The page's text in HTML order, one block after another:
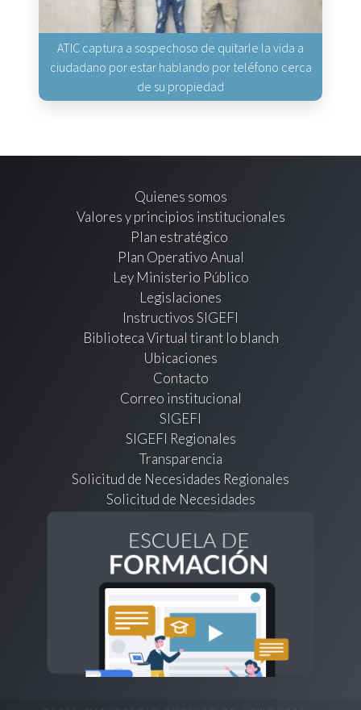
ATIC captura a sospechoso de quitarle la vida a
ciudadano por estar hablando por teléfono cerca
de su propiedad
Quienes somos
Valores y principios institucionales
Plan estratégico
Plan Operativo Anual
Ley Ministerio Público
Legislaciones
Instructivos SIGEFI
Biblioteca Virtual tirant lo blanch
Ubicaciones
Contacto
Correo institucional
SIGEFI
SIGEFI Regionales
Transparencia
Solicitud de Necesidades Regionales
Solicitud de Necesidades